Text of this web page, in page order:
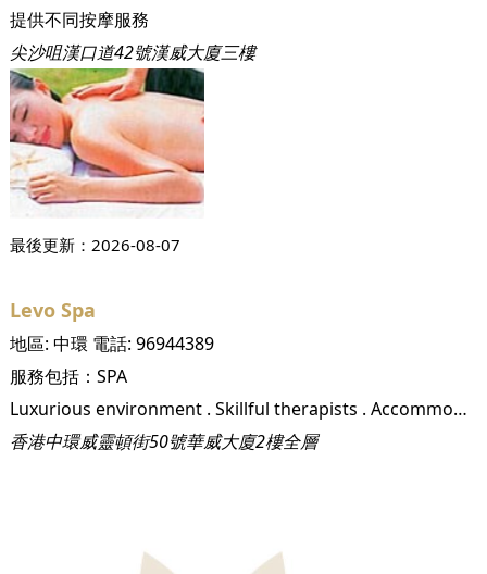
提供不同按摩服務
尖沙咀漢口道42號漢威大廈三樓
最後更新： 2026-08-07
Levo Spa
地區: 中環 電話: 96944389
服務包括： SPA
Luxurious environment . Skillful therapists . Accommodating staff . Highest grade organic products, u200b, Bring the expertise of the apothecary and our holistic approach to health and beauty to people and communities. We use natural and unique ways to enhance total body wellness, energy, and pleasure which lead to the healthy life style.,, Do to others what you would others do to you., Build meaningful relationships. Create connections., Distinctive service.,, From the latin word levis which means "light, not heavy". English words for the Latin word Levo are relax, soothe, minify., u200b, Unwind . Connected . Warm
香港中環威靈頓街50號華威大廈2樓全層